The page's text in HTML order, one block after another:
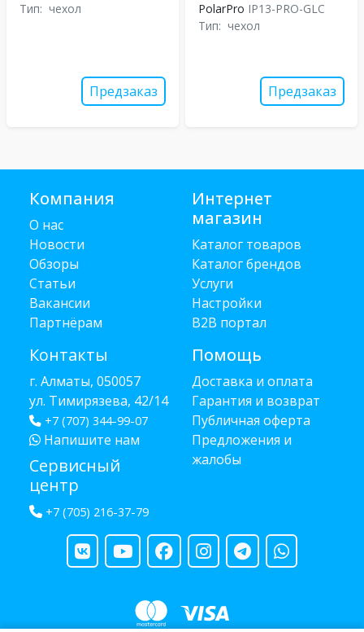
Тип: чехол
Предзаказ
PolarPro IP13-PRO-GLC
Тип: чехол
Предзаказ
Компания
О нас
Новости
Обзоры
Статьи
Вакансии
Партнёрам
Контакты
г. Алматы, 050057
ул. Тимирязева, 42/14
+7 (707) 344-99-07
Напишите нам
Сервисный
центр
+7 (705) 216-37-79
Интернет
магазин
Каталог товаров
Каталог брендов
Услуги
Настройки
B2B портал
Помощь
Доставка и оплата
Гарантия и возврат
Публичная оферта
Предложения и
жалобы